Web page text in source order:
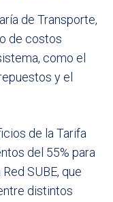
de Transporte,
de costos
como el
y el
de la Tarifa
del 55% para
SUBE, que
distintos